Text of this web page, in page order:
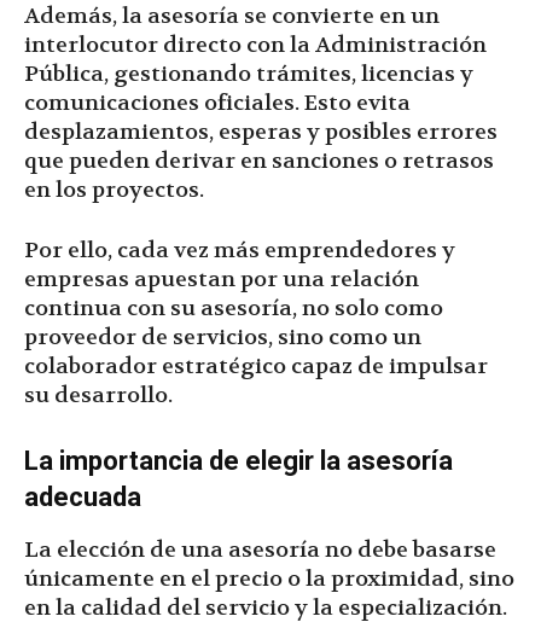
Además, la asesoría se convierte en un
interlocutor directo con la Administración
Pública, gestionando trámites, licencias y
comunicaciones oficiales. Esto evita
desplazamientos, esperas y posibles errores
que pueden derivar en sanciones o retrasos
en los proyectos.
Por ello, cada vez más emprendedores y
empresas apuestan por una relación
continua con su asesoría, no solo como
proveedor de servicios, sino como un
colaborador estratégico capaz de impulsar
su desarrollo.
La importancia de elegir la asesoría
adecuada
La elección de una asesoría no debe basarse
únicamente en el precio o la proximidad, sino
en la calidad del servicio y la especialización.